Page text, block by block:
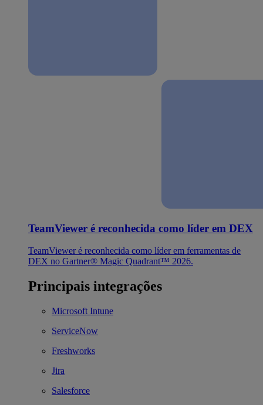
TeamViewer é reconhecida como líder em DEX
TeamViewer é reconhecida como líder em ferramentas de
DEX no Gartner® Magic Quadrant™ 2026.
Principais integrações
Microsoft Intune
ServiceNow
Freshworks
Jira
Salesforce